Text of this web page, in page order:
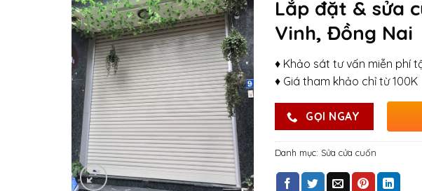
Lắp đặt & sửa
Vinh, Đồng Nai
♦ Khảo sát tư vấn miễn phí
♦ Giá tham khảo chỉ từ 100K
GỌI NGAY
Danh mục: Sửa cửa cuốn